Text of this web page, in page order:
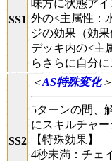
SS1
味方に状態ア
外の<主属性：
ジの効果（効果
デッキ内の<主
らさらに自分
SS2
＜AS特殊変化＞
5ターンの間、
にスキルチャー
【特殊効果】
4秒未満：チェ